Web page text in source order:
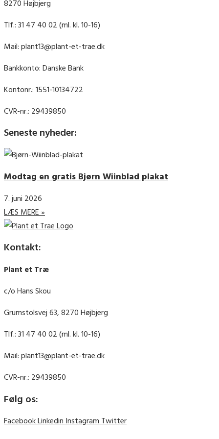
8270 Højbjerg
Tlf.: 31 47 40 02 (ml. kl. 10-16)
Mail: plant13@plant-et-trae.dk
Bankkonto: Danske Bank
Kontonr.: 1551-10134722
CVR-nr.: 29439850
Seneste nyheder:
Modtag en gratis Bjørn Wiinblad plakat
7. juni 2026
LÆS MERE »
Kontakt:
Plant et Træ
c/o Hans Skou
Grumstolsvej 63, 8270 Højbjerg
Tlf.: 31 47 40 02 (ml. kl. 10-16)
Mail: plant13@plant-et-trae.dk
CVR-nr.: 29439850
Følg os:
FacebookLinkedinInstagramTwitter